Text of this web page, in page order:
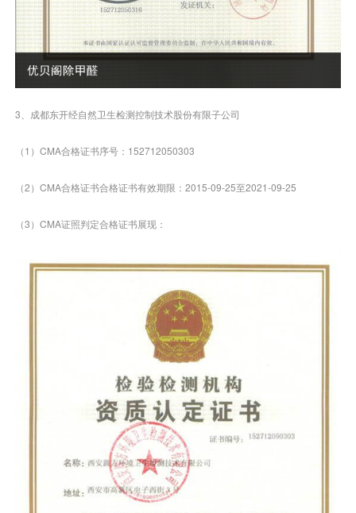
3、成都东开经自然卫生检测控制技术股份有限子公司
（1）CMA合格证书序号：152712050303
（2）CMA合格证书合格证书有效期限：2015-09-25至2021-09-25
（3）CMA证照判定合格证书展现：